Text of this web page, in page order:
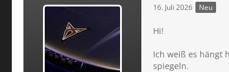
16. Juli 2026 Neu
Hi!
Ich weiß es hängt
spiegeln.